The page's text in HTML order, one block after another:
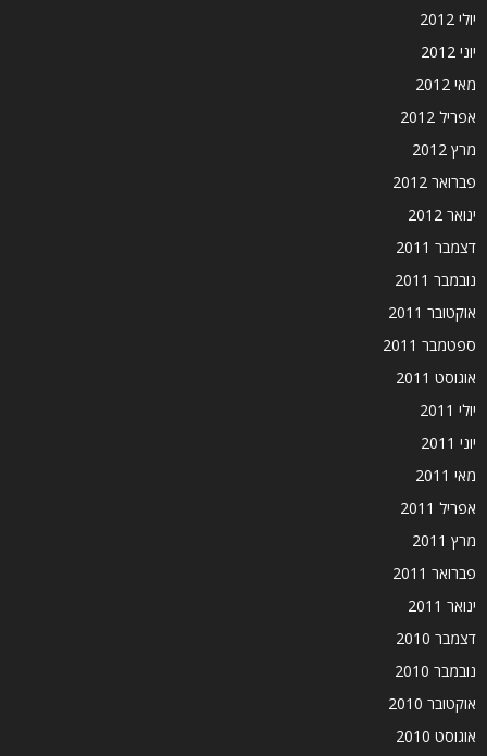
יולי 2012
יוני 2012
מאי 2012
אפריל 2012
מרץ 2012
פברואר 2012
ינואר 2012
דצמבר 2011
נובמבר 2011
אוקטובר 2011
ספטמבר 2011
אוגוסט 2011
יולי 2011
יוני 2011
מאי 2011
אפריל 2011
מרץ 2011
פברואר 2011
ינואר 2011
דצמבר 2010
נובמבר 2010
אוקטובר 2010
אוגוסט 2010